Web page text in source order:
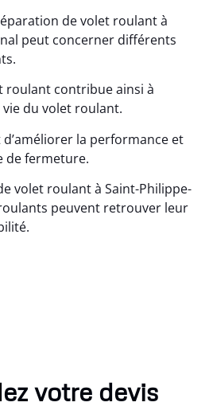
de volet roulant à
peut concerner différents
roulant contribue ainsi à
du volet roulant.
la performance et
de fermeture.
volet roulant à Saint-Philippe-
peuvent retrouver leur
votre devis